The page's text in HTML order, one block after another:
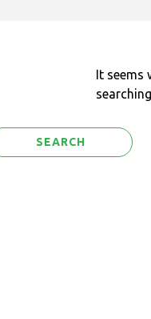
It seems